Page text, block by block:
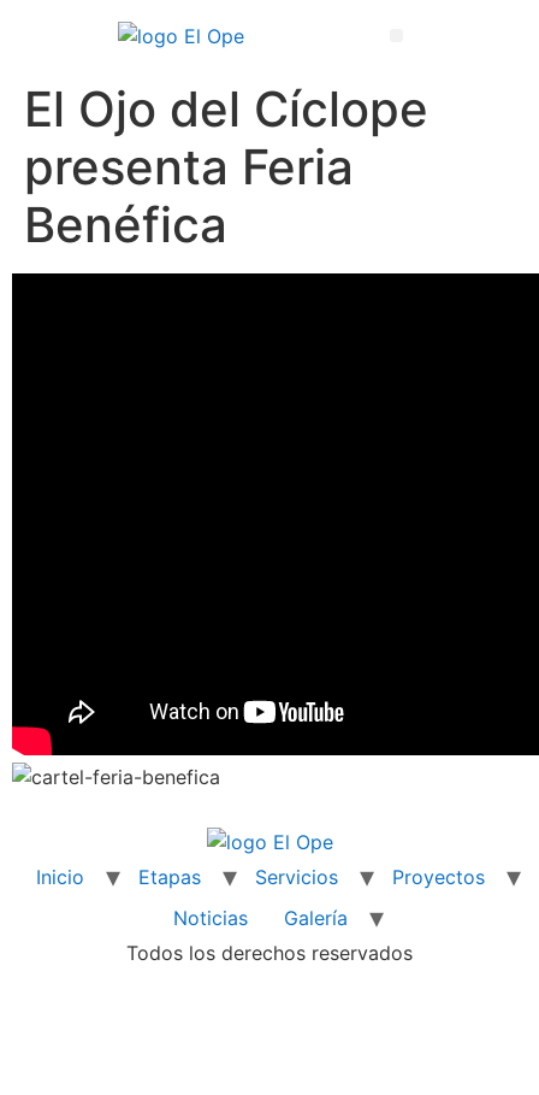
El Ojo del Cíclope
presenta Feria
Benéfica
Inicio Etapas Servicios
Proyectos
Noticias
Galería
Todos los derechos reservados